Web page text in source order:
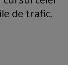
de trafic.